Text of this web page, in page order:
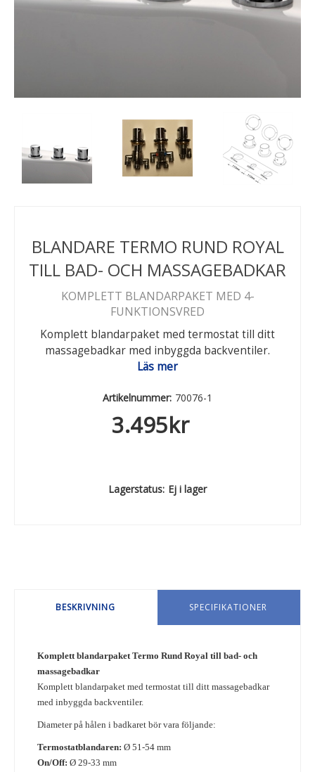
BLANDARE TERMO RUND ROYAL
TILL BAD- OCH MASSAGEBADKAR
KOMPLETT BLANDARPAKET MED 4-
FUNKTIONSVRED
Komplett blandarpaket med termostat till ditt
massagebadkar med inbyggda backventiler.
Läs mer
Artikelnummer: 70076-1
3.495kr
Lagerstatus: Ej i lager
BESKRIVNING SPECIFIKATIONER
Komplett blandarpaket Termo Rund Royal till bad- och
massagebadkar
Komplett blandarpaket med termostat till ditt massagebadkar
med inbyggda backventiler.
Diameter på hålen i badkaret bör vara följande:
Termostatblandaren: Ø 51-54 mm
On/Off: Ø 29-33 mm